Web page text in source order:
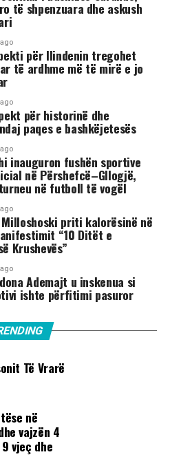
të shpenzuara dhe askush
për Ilindenin tregohet
të ardhme më të mirë e jo
për historinë dhe
paqes e bashkëjetesës
inauguron fushën sportive
në Përshefcë–Gllogjë,
në futboll të vogël
priti kalorësinë në
“10 Ditët e
Krushevës”
Ademajt u inskenua si
ishte përfitimi pasuror
Të Vrarë
në
vajzën 4
vjeç dhe